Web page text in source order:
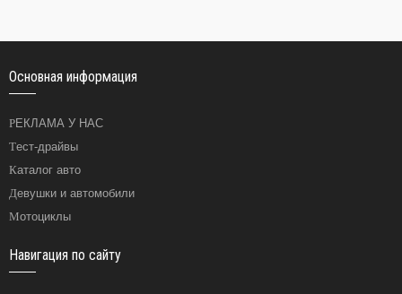
Основная информация
РЕКЛАМА У НАС
Тест-драйвы
Каталог авто
Девушки и автомобили
Мотоциклы
Навигация по сайту